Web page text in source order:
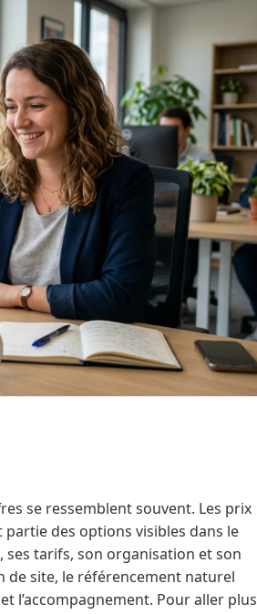
se ressemblent souvent. Les prix
partie des options visibles dans le
ses tarifs, son organisation et son
de site, le référencement naturel
l’accompagnement. Pour aller plus